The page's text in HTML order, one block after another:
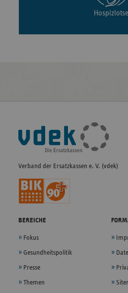
Hospizlotse
Fußleisten-
Navigation
Verband der Ersatzkassen e. V. (vdek)
BEREICHE
Fokus
Gesundheitspolitik
Presse
Themen